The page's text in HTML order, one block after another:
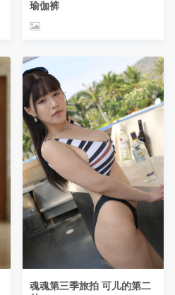
瑜伽裤
魂魂第三季旅拍 可儿的第二